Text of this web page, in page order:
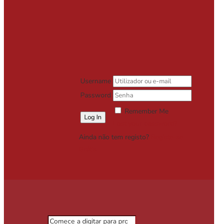
Username
Password
Remember Me
Ainda não tem registo?